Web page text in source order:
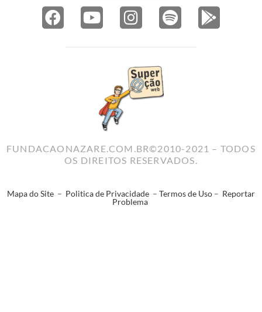
FUNDACAONAZARE.COM.BR©2010-2021 – TODOS
OS DIREITOS RESERVADOS.
Mapa do Site – Politica de Privacidade – Termos de Uso – Reportar
Problema